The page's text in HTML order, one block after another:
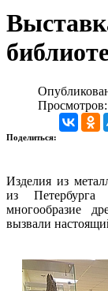
Поделиться:
Изделия из
из
многообразие
вызвали